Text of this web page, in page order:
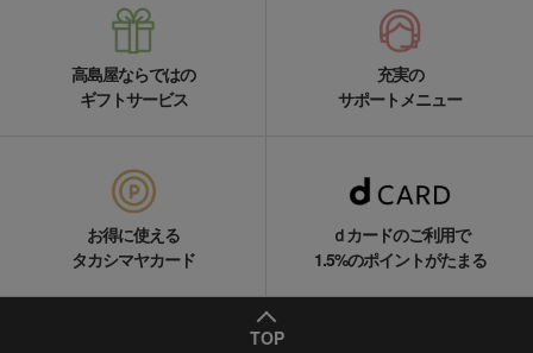
高島屋ならではの
ギフトサービス
充実の
サポートメニュー
お得に使える
タカシマヤカード
ｄカードのご利用で
1.5%のポイントがたまる
TOP